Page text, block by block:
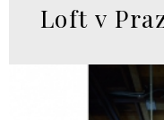
Loft v